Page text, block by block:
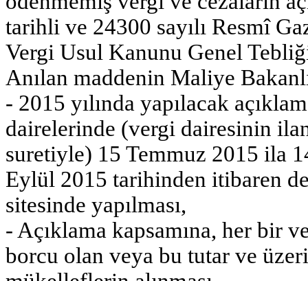
tarihli ve 24300 sayılı Resmî
Vergi Usul Kanunu Genel
Anılan maddenin Maliye
- 2015 yılında yapılacak
dairelerinde (vergi dairesinin
suretiyle) 15 Temmuz 2015 ila
Eylül 2015 tarihinden itibaren
sitesinde yapılması,
- Açıklama kapsamına, her bir
borcu olan veya bu tutar ve